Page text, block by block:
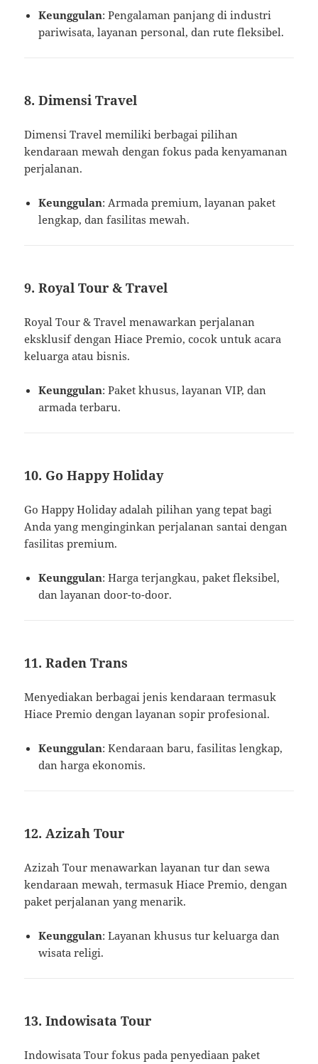
Keunggulan: Pengalaman panjang di industri
pariwisata, layanan personal, dan rute fleksibel.
8. Dimensi Travel
Dimensi Travel memiliki berbagai pilihan
kendaraan mewah dengan fokus pada kenyamanan
perjalanan.
Keunggulan: Armada premium, layanan paket
lengkap, dan fasilitas mewah.
9. Royal Tour & Travel
Royal Tour & Travel menawarkan perjalanan
eksklusif dengan Hiace Premio, cocok untuk acara
keluarga atau bisnis.
Keunggulan: Paket khusus, layanan VIP, dan
armada terbaru.
10. Go Happy Holiday
Go Happy Holiday adalah pilihan yang tepat bagi
Anda yang menginginkan perjalanan santai dengan
fasilitas premium.
Keunggulan: Harga terjangkau, paket fleksibel,
dan layanan door-to-door.
11. Raden Trans
Menyediakan berbagai jenis kendaraan termasuk
Hiace Premio dengan layanan sopir profesional.
Keunggulan: Kendaraan baru, fasilitas lengkap,
dan harga ekonomis.
12. Azizah Tour
Azizah Tour menawarkan layanan tur dan sewa
kendaraan mewah, termasuk Hiace Premio, dengan
paket perjalanan yang menarik.
Keunggulan: Layanan khusus tur keluarga dan
wisata religi.
13. Indowisata Tour
Indowisata Tour fokus pada penyediaan paket